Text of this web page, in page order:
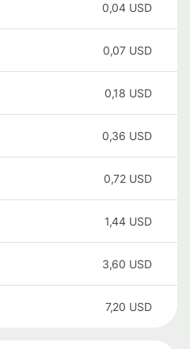
0,04 USD
0,07 USD
0,18 USD
0,36 USD
0,72 USD
1,44 USD
3,60 USD
7,20 USD